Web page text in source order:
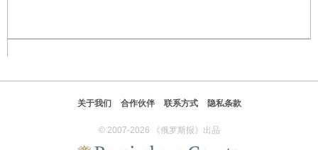
关于我们 合作伙伴 联系方式 隐私条款
© 2007-2026 《俄罗斯报》出品